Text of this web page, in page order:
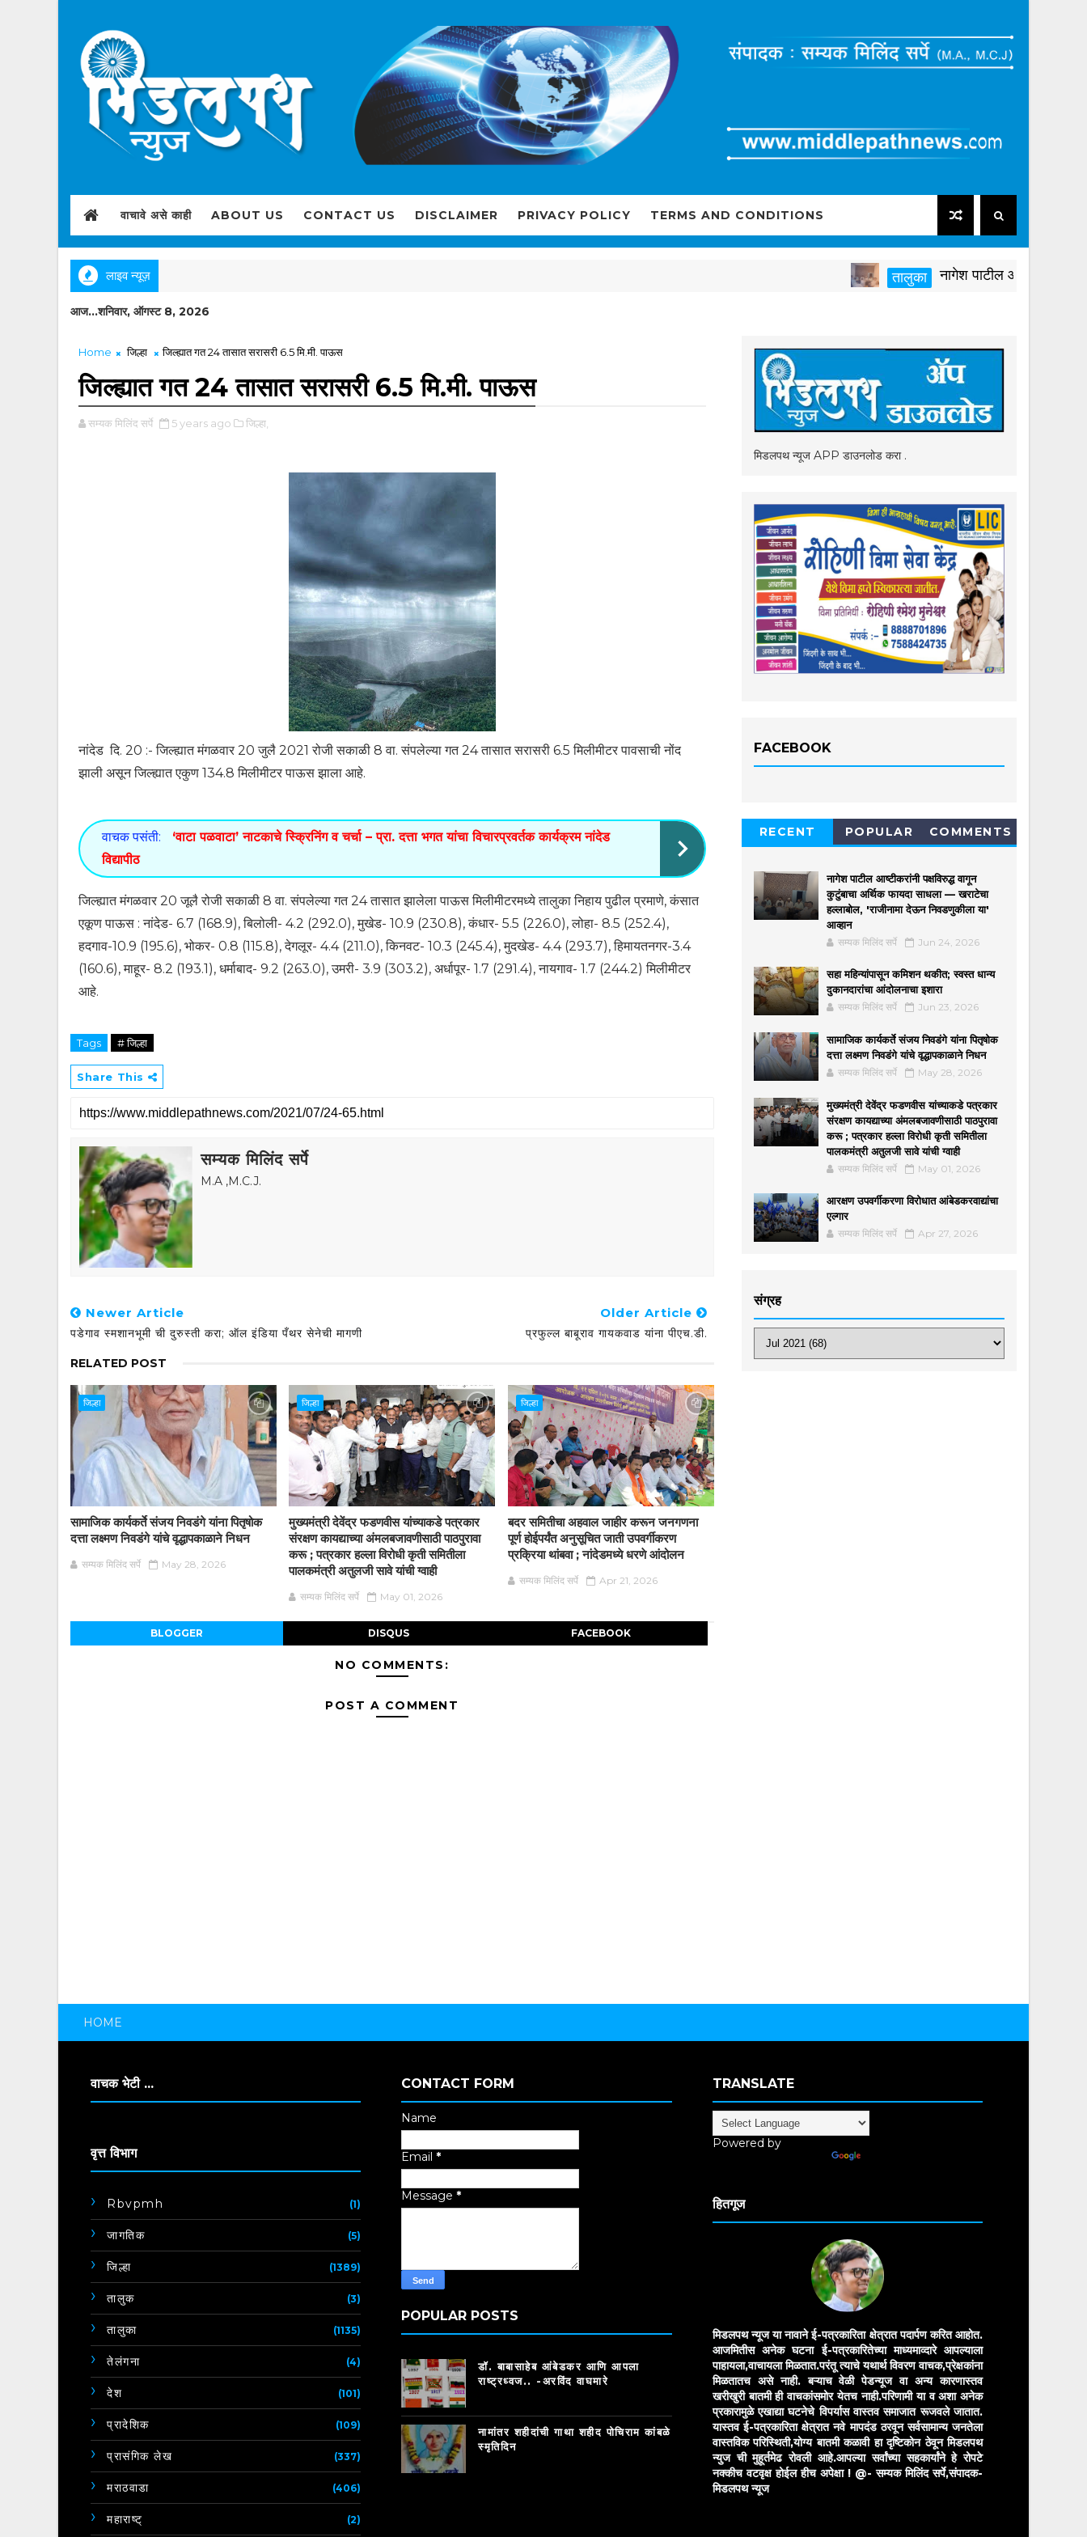
वाचावे असे काही ABOUT US CONTACT US DISCLAIMER PRIVACY POLICY TERMS AND CONDITIONS
लाइव न्यूज़ तालुका नागेश पाटील आष्टीकरांनी
आज...शनिवार, ऑगस्ट 8, 2026
Home जिल्हा जिल्ह्यात गत 24 तासात सरासरी 6.5 मि.मी. पाऊस
जिल्ह्यात गत 24 तासात सरासरी 6.5 मि.मी. पाऊस
सम्यक मिलिंद सर्पे 5 years ago जिल्हा,
नांदेड दि. 20 :- जिल्ह्यात मंगळवार 20 जुलै 2021 रोजी सकाळी 8 वा. संपलेल्या गत 24 तासात सरासरी 6.5 मिलीमीटर पावसाची नोंद
झाली असून जिल्ह्यात एकुण 134.8 मिलीमीटर पाऊस झाला आहे.
वाचक पसंती:
‘वाटा पळवाटा’ नाटकाचे स्क्रिनिंग व चर्चा – प्रा. दत्ता भगत यांचा विचारप्रवर्तक कार्यक्रम नांदेड
विद्यापीठ
जिल्ह्यात मंगळवार 20 जूलै रोजी सकाळी 8 वा. संपलेल्या गत 24 तासात झालेला पाऊस मिलीमीटरमध्ये तालुका निहाय पुढील प्रमाणे, कंसात
एकूण पाऊस : नांदेड- 6.7 (168.9), बिलोली- 4.2 (292.0), मुखेड- 10.9 (230.8), कंधार- 5.5 (226.0), लोहा- 8.5 (252.4),
हदगाव-10.9 (195.6), भोकर- 0.8 (115.8), देगलूर- 4.4 (211.0), किनवट- 10.3 (245.4), मुदखेड- 4.4 (293.7), हिमायतनगर-3.4
(160.6), माहूर- 8.2 (193.1), धर्माबाद- 9.2 (263.0), उमरी- 3.9 (303.2), अर्धापूर- 1.7 (291.4), नायगाव- 1.7 (244.2) मिलीमीटर
आहे.
Tags # जिल्हा
Share This
सम्यक मिलिंद सर्पे
M.A ,M.C.J.
Newer Article
पडेगाव स्मशानभूमी ची दुरुस्ती करा; ऑल इंडिया पँथर सेनेची मागणी
Older Article
प्रफुल्ल बाबूराव गायकवाड यांना पीएच.डी.
RELATED POST
जिल्हा
सामाजिक कार्यकर्ते संजय निवडंगे यांना पितृषोक
दत्ता लक्ष्मण निवडंगे यांचे वृद्धापकाळाने निधन
सम्यक मिलिंद सर्पे May 28, 2026
जिल्हा
मुख्यमंत्री देवेंद्र फडणवीस यांच्याकडे पत्रकार
संरक्षण कायद्याच्या अंमलबजावणीसाठी पाठपुरावा
करू ; पत्रकार हल्ला विरोधी कृती समितीला
पालकमंत्री अतुलजी सावे यांची ग्वाही
सम्यक मिलिंद सर्पे May 01, 2026
जिल्हा
बदर समितीचा अहवाल जाहीर करून जनगणना
पूर्ण होईपर्यंत अनुसूचित जाती उपवर्गीकरण
प्रक्रिया थांबवा ; नांदेडमध्ये धरणे आंदोलन
सम्यक मिलिंद सर्पे Apr 21, 2026
BLOGGER DISQUS FACEBOOK
NO COMMENTS:
POST A COMMENT
मिडलपथ न्यूज APP डाउनलोड करा .
FACEBOOK
RECENT POPULAR COMMENTS
नागेश पाटील आष्टीकरांनी पक्षविरुद्ध वागून
कुटुंबाचा अर्थिक फायदा साधला — खराटेचा
हल्लाबोल, 'राजीनामा देऊन निवडणुकीला या'
आव्हान
सम्यक मिलिंद सर्पे Jun 24, 2026
सहा महिन्यांपासून कमिशन थकीत; स्वस्त धान्य
दुकानदारांचा आंदोलनाचा इशारा
सम्यक मिलिंद सर्पे Jun 23, 2026
सामाजिक कार्यकर्ते संजय निवडंगे यांना पितृषोक
दत्ता लक्ष्मण निवडंगे यांचे वृद्धापकाळाने निधन
सम्यक मिलिंद सर्पे May 28, 2026
मुख्यमंत्री देवेंद्र फडणवीस यांच्याकडे पत्रकार
संरक्षण कायद्याच्या अंमलबजावणीसाठी पाठपुरावा
करू ; पत्रकार हल्ला विरोधी कृती समितीला
पालकमंत्री अतुलजी सावे यांची ग्वाही
सम्यक मिलिंद सर्पे May 01, 2026
आरक्षण उपवर्गीकरणा विरोधात आंबेडकरवाद्यांचा
एल्गार
सम्यक मिलिंद सर्पे Apr 27, 2026
संग्रह
HOME
वाचक भेटी ...
वृत्त विभाग
Rbvpmh (1)
जागतिक (5)
जिल्हा (1389)
तालुक (3)
तालुका (1135)
तेलंगना (4)
देश (101)
प्रादेशिक (109)
प्रासंगिक लेख (337)
मराठवाडा (406)
महाराष्ट् (2)
CONTACT FORM
Name
Email *
Message *
POPULAR POSTS
डॉ. बाबासाहेब आंबेडकर आणि आपला
राष्ट्रध्वज.. -अरविंद वाघमारे
नामांतर शहीदांची गाथा शहीद पोचिराम कांबळे
स्मृतिदिन
TRANSLATE
Powered by
हितगूज
मिडलपथ न्यूज या नावाने ई-पत्रकारिता क्षेत्रात पदार्पण करित आहोत.
आजमितीस अनेक घटना ई-पत्रकारितेच्या माध्यमाव्दारे आपल्याला
पाहायला,वाचायला मिळतात.परंतू त्याचे यथार्थ विवरण वाचक,प्रेक्षकांना
मिळतातच असे नाही. बऱ्याच वेळी पेडन्यूज वा अन्य कारणास्तव
खरीखुरी बातमी ही वाचकांसमोर येतच नाही.परिणामी या व अशा अनेक
प्रकारामुळे एखाद्या घटनेचे विपर्यास वास्तव समाजात रूजवले जातात.
यास्तव ई-पत्रकारिता क्षेत्रात नवे मापदंड ठरवून सर्वसामान्य जनतेला
वास्तविक परिस्थिती,योग्य बातमी कळावी हा दृष्टिकोन ठेवून मिडलपथ
न्युज ची मुहूर्तमेढ रोवली आहे.आपल्या सर्वांच्या सहकार्यांने हे रोपटे
नक्कीच वटवृक्ष होईल हीच अपेक्षा ! @- सम्यक मिलिंद सर्पे,संपादक-
मिडलपथ न्यूज